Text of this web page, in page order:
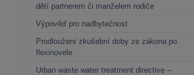
dětí partnerem či manželem rodiče
Výpověď pro nadbytečnost
Prodloužení zkušební doby ze zákona po
flexinovele
Urban waste water treatment directive –